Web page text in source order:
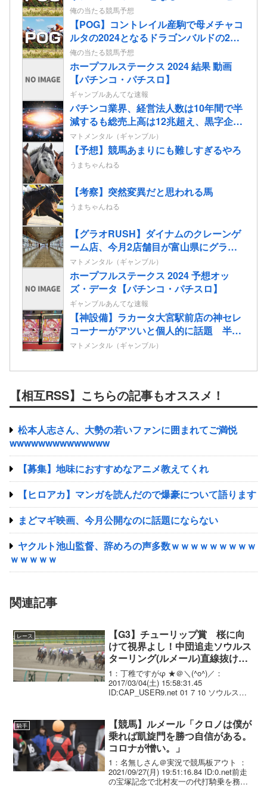
スの2歳情報
俺の当たる競馬予想
【POG】コントレイル産駒で母メチャコ
ルタの2024となるドラゴンバルドの2歳
情報
俺の当たる競馬予想
ホープフルステークス 2024 結果 動画
【パチンコ・パチスロ】
ギャンブルあんてな速報
パチンコ業界、経営法人数は10年間で半
減するも総売上高は12兆超え、黒字企業
割合はコロナ前の水準に回復
マトメンタル（ギャンブル）
【予想】競馬あまりにも難しすぎるやろ
うまちゃんねる
【考察】突然変異だと思われる馬
うまちゃんねる
【グラオRUSH】ダイナムのクレーンゲ
ーム店、今月2店舗目が富山県にグラン
ドオープン決定
マトメンタル（ギャンブル）
ホープフルステークス 2024 予想オッ
ズ・データ【パチンコ・パチスロ】
ギャンブルあんてな速報
【神設備】ラカータ大宮駅前店の神セレ
コーナーがアツいと個人的に話題 半個
室島+スマホミラーモニターを搭載
マトメンタル（ギャンブル）
【相互RSS】こちらの記事もオススメ！
松本人志さん、大勢の若いファンに囲まれてご満悦
wwwwwwwwwwwwww
【募集】地味におすすめなアニメ教えてくれ
【ヒロアカ】マンガを読んだので爆豪について語ります
まどマギ映画、今月公開なのに話題にならない
ヤクルト池山監督、辞めろの声多数ｗｗｗｗｗｗｗｗｗ
ｗｗｗｗｗ
関連記事
レース
【G3】チューリップ賞 桜に向
けて視界よし！中団追走ソウルス
ターリング(ルメール)直線抜け出
し圧勝！無敗で桜花賞へ
1：丁稚ですがφ ★＠＼(^o^)／：
2017/03/04(土) 15:58:31.45
ID:CAP_USER9.net 01 7 10 ソウルスタ
騎手
【競馬】ルメール「クロノは僕が
乗れば凱旋門を勝つ自信がある。
コロナが憎い。」
1：名無しさん＠実況で競馬板アウト ：
2021/09/27(月) 19:51:16.84 ID:0.net前走
の宝塚記念で北村友一の代打騎乗を務め